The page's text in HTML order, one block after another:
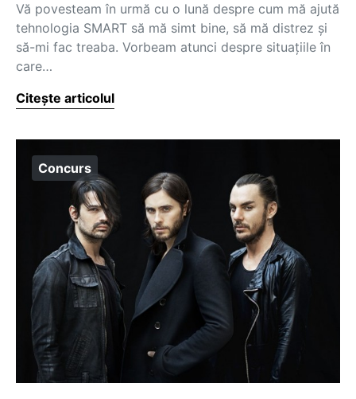
Vă povesteam în urmă cu o lună despre cum mă ajută
tehnologia SMART să mă simt bine, să mă distrez și
să-mi fac treaba. Vorbeam atunci despre situațiile în
care…
Citește articolul
Concurs